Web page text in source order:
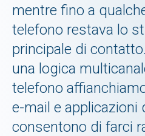
mentre fino a
telefono restava lo
principale di
una logica
telefono
e-mail e applicazioni
consentono di farci